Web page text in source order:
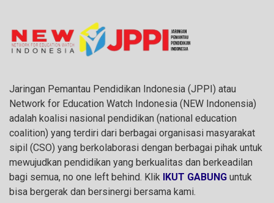
Jaringan Pemantau Pendidikan Indonesia (JPPI) atau
Network for Education Watch Indonesia (NEW Indonensia)
adalah koalisi nasional pendidikan (national education
coalition) yang terdiri dari berbagai organisasi masyarakat
sipil (CSO) yang berkolaborasi dengan berbagai pihak untuk
mewujudkan pendidikan yang berkualitas dan berkeadilan
bagi semua, no one left behind. Klik IKUT GABUNG untuk
bisa bergerak dan bersinergi bersama kami.